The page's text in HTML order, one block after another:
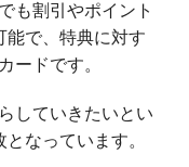
も割引やポイント
能で、特典に対す
ードです。
していきたいとい
なっています。